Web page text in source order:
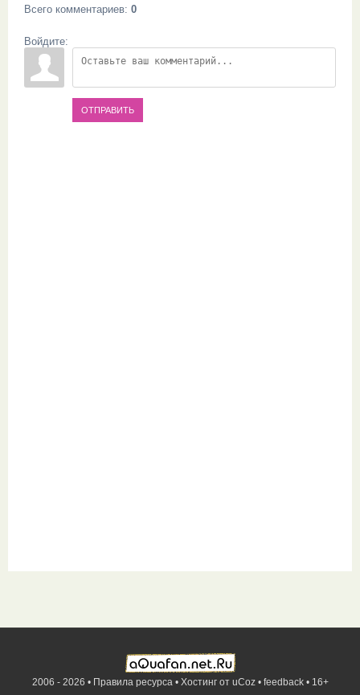
Всего комментариев: 0
Войдите:
ОТПРАВИТЬ
2006 - 2026 • Правила ресурса• Хостинг от uCoz• feedback• 16+